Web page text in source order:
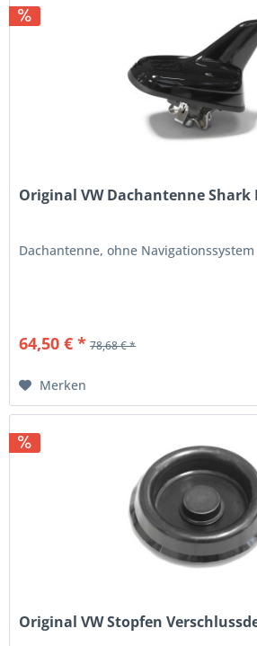
Original VW Dachantenne Shark
Dachantenne, ohne Navigationssystem
64,50 € * 78,68 € *
Merken
Original VW Stopfen